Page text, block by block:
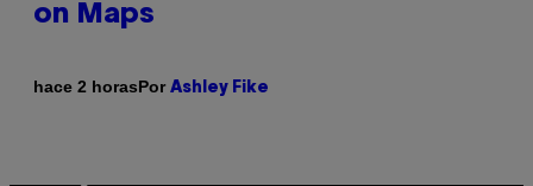
on Maps
hace 2 horasPor Ashley Fike